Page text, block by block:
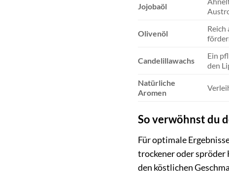
Jojobaöl
Olivenöl
Candelillawachs
Ein
den
Natürliche
Aromen
So verwöhnst du
Für optimale
trockener oder spröder
den köstlichen